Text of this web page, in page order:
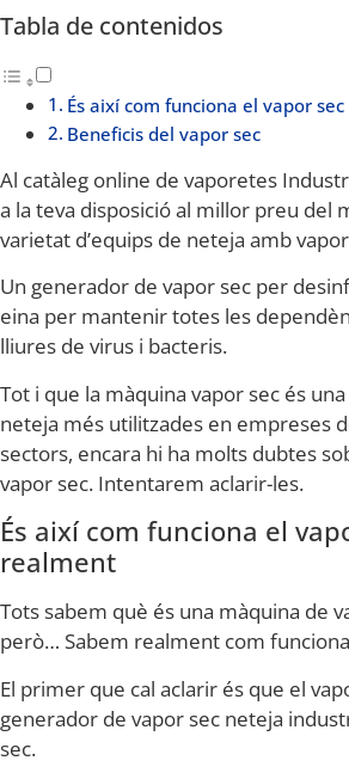
Tabla de contenidos
És així com funciona el vapor
Beneficis del vapor sec
Al catàleg online de vaporetes
a la teva disposició al millor preu del
varietat d’equips de neteja amb
Un generador de vapor sec per
eina per mantenir totes les
lliures de virus i bacteris.
Tot i que la màquina vapor sec és
neteja més utilitzades en empreses
sectors, encara hi ha molts dubtes
vapor sec. Intentarem aclarir-les.
És així com funciona el
realment
Tots sabem què és una màquina de
però… Sabem realment com
El primer que cal aclarir és que el
generador de vapor sec neteja
sec.